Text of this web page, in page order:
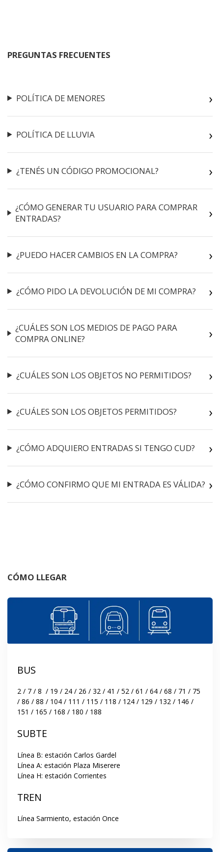
PREGUNTAS FRECUENTES
POLÍTICA DE MENORES
POLÍTICA DE LLUVIA
¿TENÉS UN CÓDIGO PROMOCIONAL?
¿CÓMO GENERAR TU USUARIO PARA COMPRAR
ENTRADAS?
¿PUEDO HACER CAMBIOS EN LA COMPRA?
¿CÓMO PIDO LA DEVOLUCIÓN DE MI COMPRA?
¿CUÁLES SON LOS MEDIOS DE PAGO PARA
COMPRA ONLINE?
¿CUÁLES SON LOS OBJETOS NO PERMITIDOS?
¿CUÁLES SON LOS OBJETOS PERMITIDOS?
¿CÓMO ADQUIERO ENTRADAS SI TENGO CUD?
¿CÓMO CONFIRMO QUE MI ENTRADA ES VÁLIDA?
CÓMO LLEGAR
BUS
2 / 7 / 8  / 19 / 24 / 26 / 32 / 41 / 52 / 61 / 64 / 68 / 71 / 75
/ 86 / 88 / 104 / 111 / 115 / 118 / 124 / 129 / 132 / 146 /
151 / 165 / 168 / 180 / 188
SUBTE
Línea B: estación Carlos Gardel
Línea A: estación Plaza Miserere
Línea H: estación Corrientes
TREN
Línea Sarmiento, estación Once